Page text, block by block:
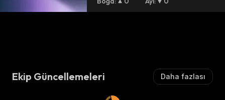
Ekip Güncellemeleri Daha fazlası